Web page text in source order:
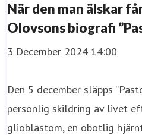
När den man älskar
Olovsons biografi
3 December 2024 14:00
Den 5 december släpps
personlig skildring av livet
glioblastom, en obotlig